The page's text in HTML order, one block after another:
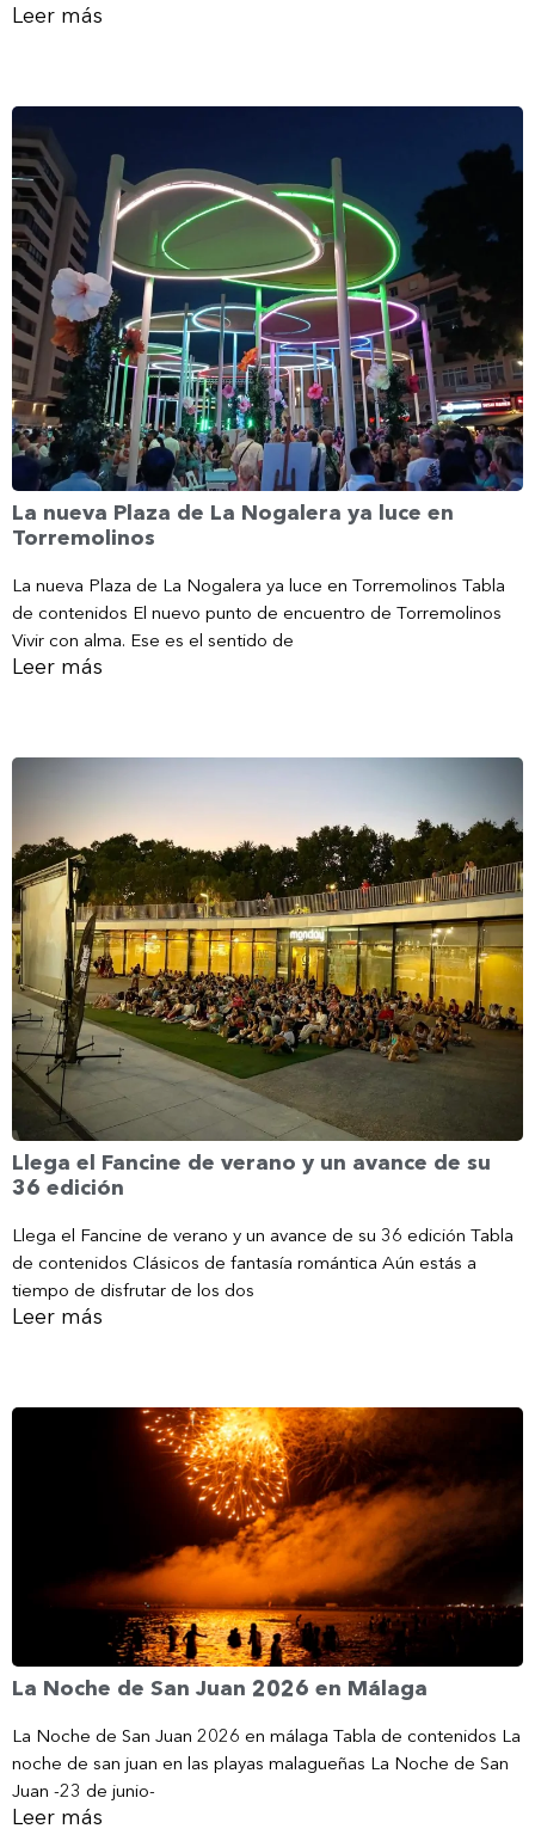
Leer más
La nueva Plaza de La Nogalera ya luce en
Torremolinos
La nueva Plaza de La Nogalera ya luce en Torremolinos Tabla
de contenidos El nuevo punto de encuentro de Torremolinos
Vivir con alma. Ese es el sentido de
Leer más
Llega el Fancine de verano y un avance de su
36 edición
Llega el Fancine de verano y un avance de su 36 edición Tabla
de contenidos Clásicos de fantasía romántica Aún estás a
tiempo de disfrutar de los dos
Leer más
La Noche de San Juan 2026 en Málaga
La Noche de San Juan 2026 en málaga Tabla de contenidos La
noche de san juan en las playas malagueñas La Noche de San
Juan -23 de junio-
Leer más